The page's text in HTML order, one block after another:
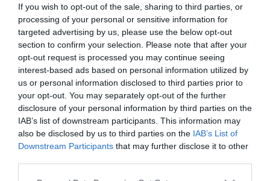
If you wish to opt-out of the sale, sharing to third parties, or
processing of your personal or sensitive information for
targeted advertising by us, please use the below opt-out
section to confirm your selection. Please note that after your
opt-out request is processed you may continue seeing
interest-based ads based on personal information utilized by
us or personal information disclosed to third parties prior to
your opt-out. You may separately opt-out of the further
disclosure of your personal information by third parties on the
IAB’s list of downstream participants. This information may
also be disclosed by us to third parties on the IAB’s List of
Downstream Participants that may further disclose it to other
Hotel President- Rieti - Via Mosè Di Gaio, 2 (Rieti)
"L'Hotel President è un moderno e funzionale albergo per piacevoli
soggiorni turistici e d'affari a Rieti. Accogliente e..."
Hotel President - Lecce - Via Salandra, 6 (Lecce)
Hotel President- Rimini - Viale Tripoli, 276 (Rimini)
"L'hotel President è il punto di partenza ideale per scoprire le bellezze
di Rimini, dal mare all’entroterra. Situato nel..."
Hotel President - Pomezia - Via Dei Castelli Romani, 77 (Roma)
"L'Hotel President si trova a Pomezia a 15 km da Roma, tra i Castelli